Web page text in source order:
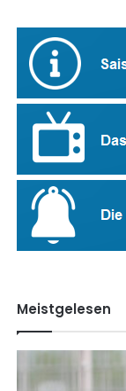
Meistgelesen